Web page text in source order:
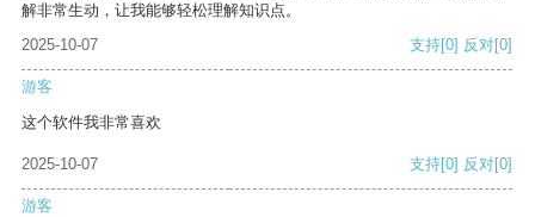
解非常生动，让我能够轻松理解知识点。
2025-10-07
支持[0] 反对[0]
游客
这个软件我非常喜欢
2025-10-07 支持[0] 反对[0]
游客